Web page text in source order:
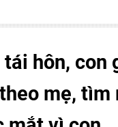
tái hôn, con
mẹ, tìm